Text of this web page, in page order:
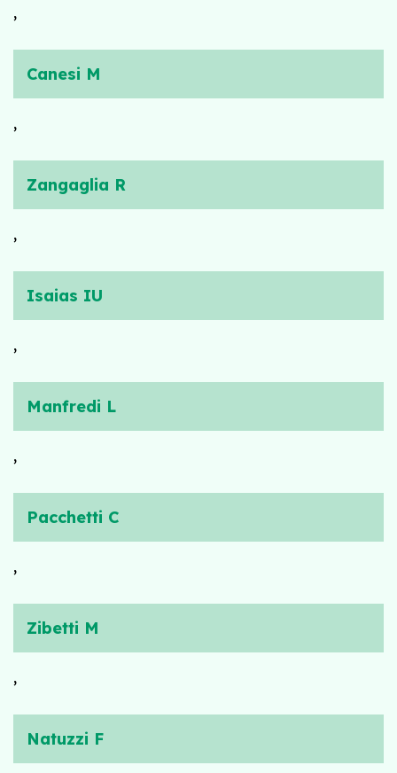
,
Canesi M
,
Zangaglia R
,
Isaias IU
,
Manfredi L
,
Pacchetti C
,
Zibetti M
,
Natuzzi F